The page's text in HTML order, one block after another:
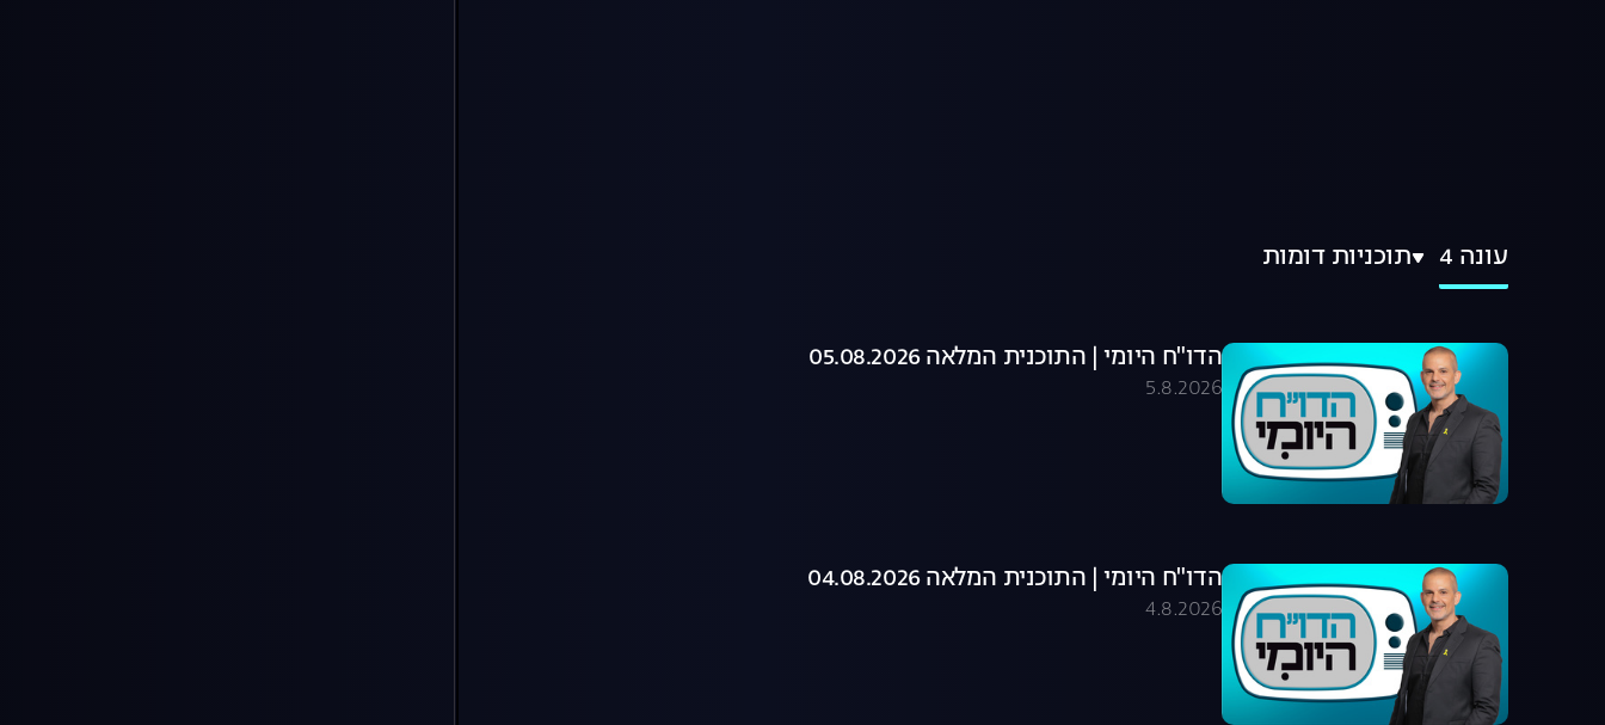
עונה 4 תוכניות דומות
הדו"ח היומי | התוכנית המלאה 05.08.2026
5.8.2026
הדו"ח היומי | התוכנית המלאה 04.08.2026
4.8.2026